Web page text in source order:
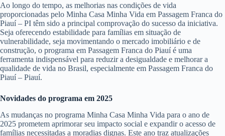
Ao longo do tempo, as melhorias nas condições de vida
proporcionadas pelo Minha Casa Minha Vida em Passagem Franca do
Piauí – PI têm sido a principal comprovação do sucesso da iniciativa.
Seja oferecendo estabilidade para famílias em situação de
vulnerabilidade, seja movimentando o mercado imobiliário e de
construção, o programa em Passagem Franca do Piauí é uma
ferramenta indispensável para reduzir a desigualdade e melhorar a
qualidade de vida no Brasil, especialmente em Passagem Franca do
Piauí – Piauí.
Novidades do programa em 2025
As mudanças no programa Minha Casa Minha Vida para o ano de
2025 prometem aprimorar seu impacto social e expandir o acesso de
famílias necessitadas a moradias dignas. Este ano traz atualizações